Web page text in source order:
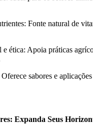
Fonte natural de
Apoia práticas
sabores e aplicações
Expanda Seus